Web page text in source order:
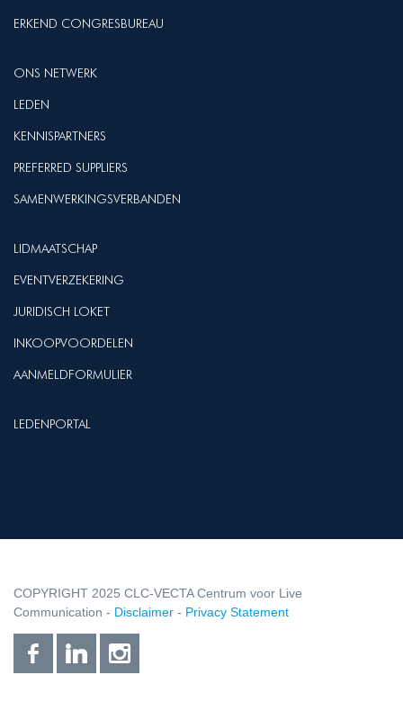
ERKEND CONGRESBUREAU
ONS NETWERK
LEDEN
KENNISPARTNERS
PREFERRED SUPPLIERS
SAMENWERKINGSVERBANDEN
LIDMAATSCHAP
EVENTVERZEKERING
JURIDISCH LOKET
INKOOPVOORDELEN
AANMELDFORMULIER
LEDENPORTAL
COPYRIGHT 2025 CLC-VECTA Centrum voor Live
Communication - Disclaimer - Privacy Statement